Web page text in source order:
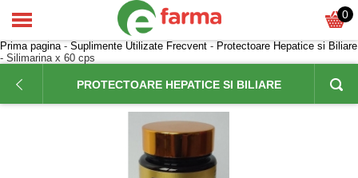
0
Prima pagina- Suplimente Utilizate Frecvent - Protectoare Hepatice si Biliare
- Silimarina x 60 cps
PROTECTOARE HEPATICE SI BILIARE